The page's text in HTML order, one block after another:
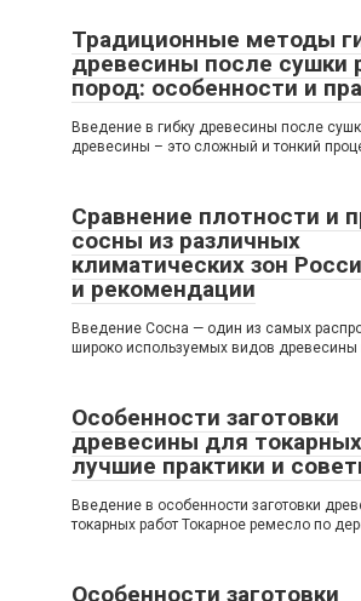
Традиционные методы
древесины после сушки
пород: особенности и
Введение в гибку древесины после
древесины – это сложный и тонкий
Сравнение плотности и
сосны из различных
климатических зон
и рекомендации
Введение Сосна — один из самых
широко используемых видов древесины
Особенности заготовки
древесины для
лучшие практики и
Введение в особенности заготовки
токарных работ Токарное ремесло по
Особенности заготовки